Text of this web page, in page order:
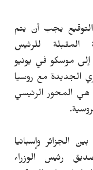
يجب أن يتم
للرئيس
إلى موسكو في يونيو
الجديدة مع روسيا
هي المحور الرئيسي
الجزائر وإسبانيا
رئيس الوزراء